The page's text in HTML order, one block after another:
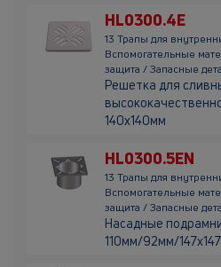
HL0300.4E
13 Трапы для
Вспомогательные
защита / Запасные
Решетка для
140х140мм
HL0300.5EN
13 Трапы для
Вспомогательные
защита / Запасные
Насадные
110мм/92мм/